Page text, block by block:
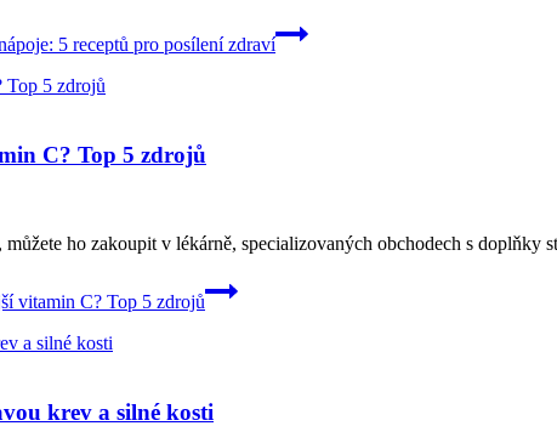
5 receptů pro posílení zdraví
C? Top 5 zdrojů
ho zakoupit v lékárně, specializovaných obchodech s doplňky
vitamin C? Top 5 zdrojů
krev a silné kosti